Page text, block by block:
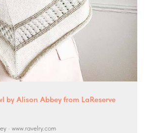
by Alison Abbey from LaReserve
· www.ravelry.com